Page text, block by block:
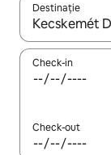
Destinație
Când se
Check-in
Check-out